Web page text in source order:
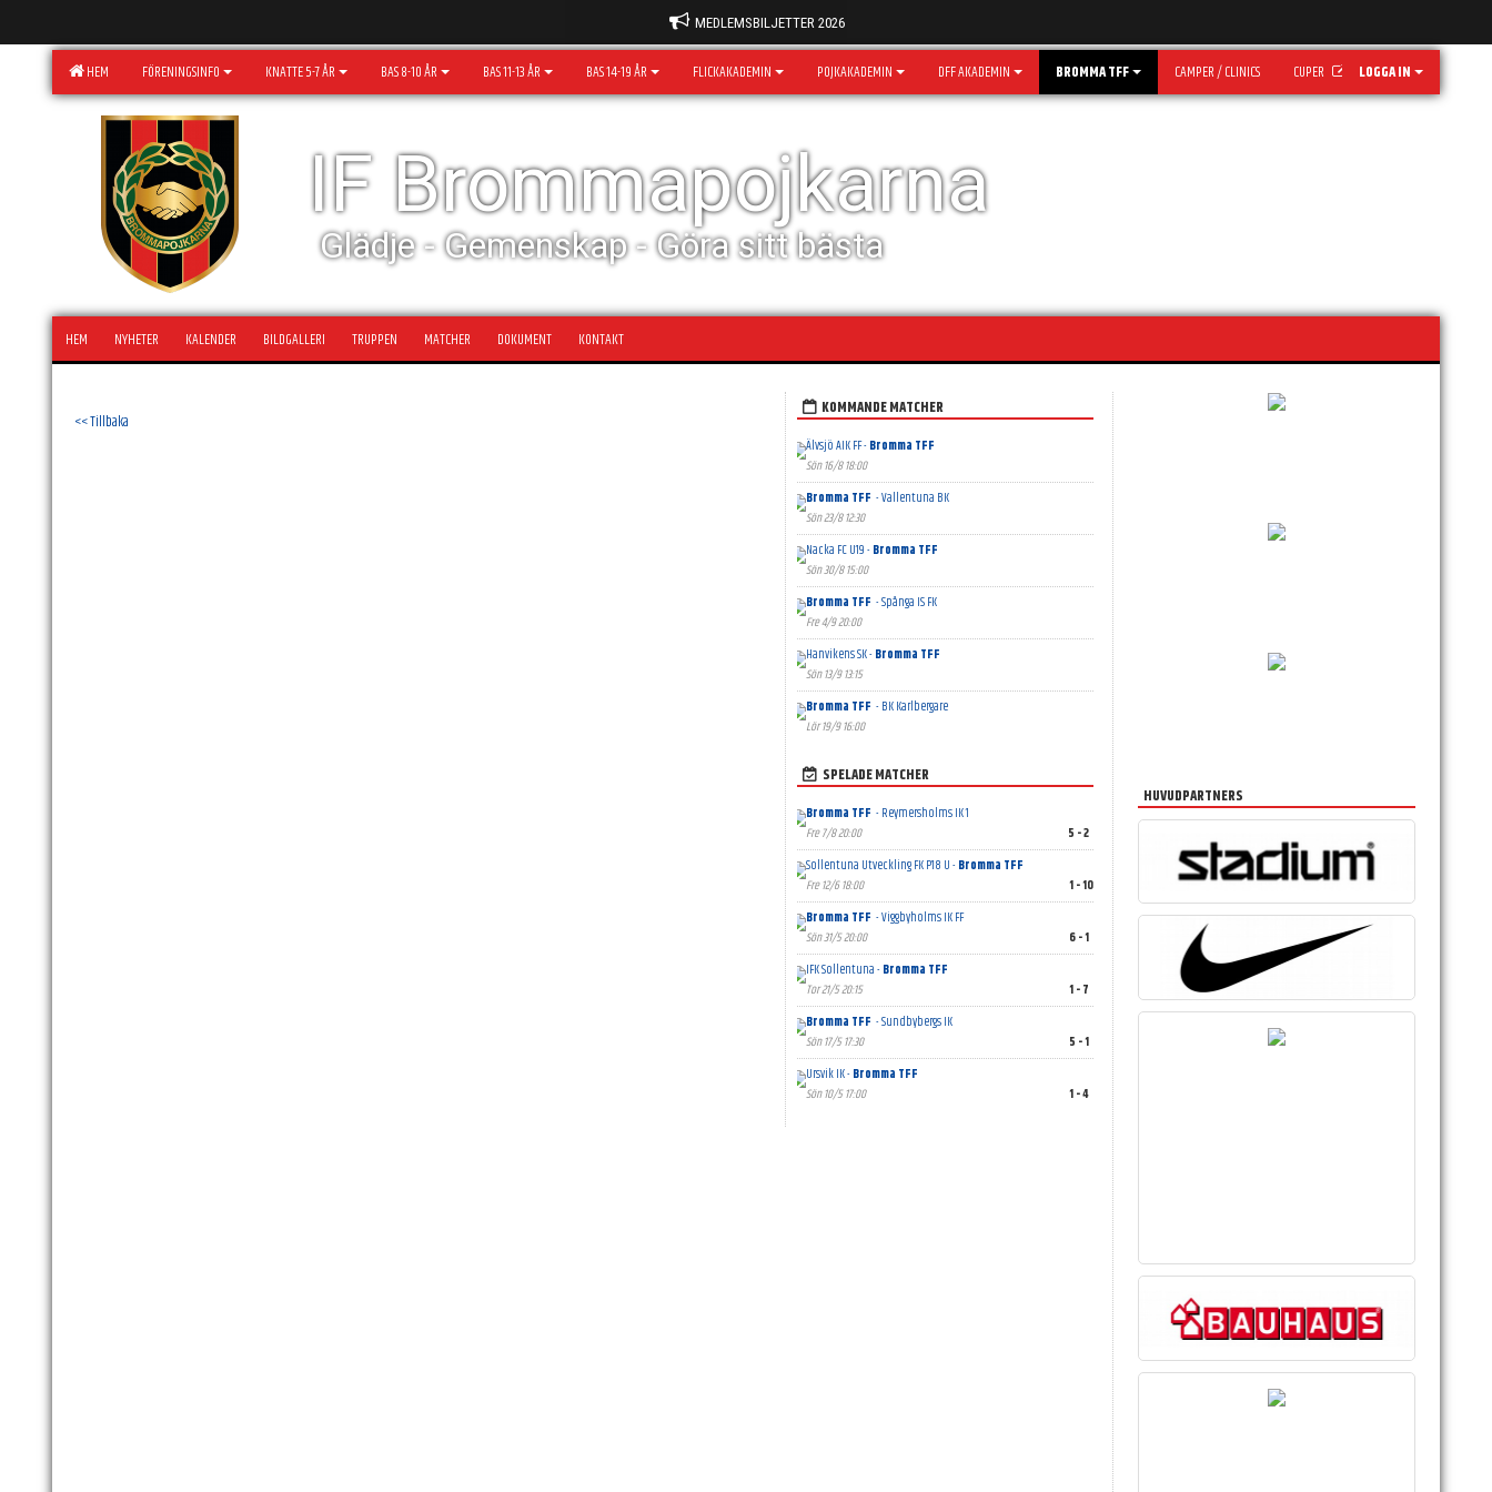
MEDLEMSBILJETTER 2026
HEM FÖRENINGSINFO KNATTE 5-7 ÅR BAS 8-10 ÅR BAS 11-13 ÅR BAS 14-19 ÅR FLICKAKADEMIN POJKAKADEMIN DFF AKADEMIN BROMMA TFF CAMPER / CLINICS CUPER LOGGA IN
IF Brommapojkarna
Glädje - Gemenskap - Göra sitt bästa
HEM NYHETER KALENDER BILDGALLERI TRUPPEN MATCHER DOKUMENT KONTAKT
<< Tillbaka
KOMMANDE MATCHER
Älvsjö AIK FF -Bromma TFF
Sön 16/8 18:00
Bromma TFF - Vallentuna BK
Sön 23/8 12:30
Nacka FC U19 -Bromma TFF
Sön 30/8 15:00
Bromma TFF - Spånga IS FK
Fre 4/9 20:00
Hanvikens SK -Bromma TFF
Sön 13/9 13:15
Bromma TFF - BK Karlbergare
Lör 19/9 16:00
SPELADE MATCHER
Bromma TFF - Reymersholms IK 1
Fre 7/8 20:00
5 - 2
Sollentuna Utveckling FK P18 U -Bromma TFF
Fre 12/6 18:00
1 - 10
Bromma TFF - Viggbyholms IK FF
Sön 31/5 20:00
6 - 1
IFK Sollentuna -Bromma TFF
Tor 21/5 20:15
1 - 7
Bromma TFF - Sundbybergs IK
Sön 17/5 17:30
5 - 1
Ursvik IK -Bromma TFF
Sön 10/5 17:00
1 - 4
HUVUDPARTNERS